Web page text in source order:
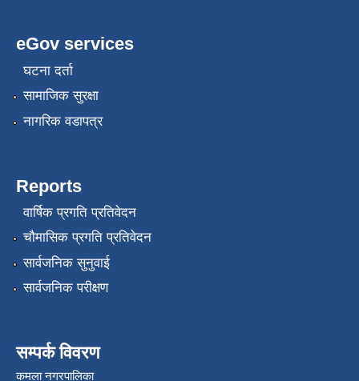
eGov services
घटना दर्ता
सामाजिक सुरक्षा
नागरिक वडापत्र
Reports
वार्षिक प्रगति प्रतिवेदन
चौमासिक प्रगति प्रतिवेदन
सार्वजनिक सुनुवाई
सार्वजनिक परीक्षण
सम्पर्क विवरण
कमला नगरपालिका